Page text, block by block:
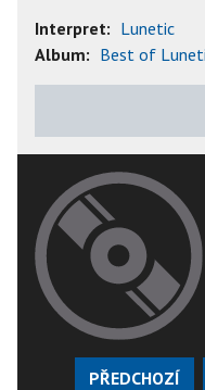
Interpret: Lunetic
Album: Best of
PŘEDCHOZÍ